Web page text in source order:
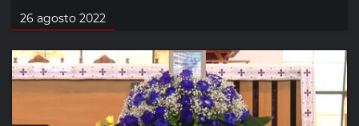
26 agosto 2022